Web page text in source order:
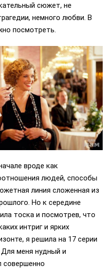
сюжет, не
немного любви. В
посмотреть.
вроде как
людей, способы
линия сложенная из
Но к середине
тоска и посмотрев, что
интриг и ярких
я решила на 17 серии
меня нудный и
совершенно